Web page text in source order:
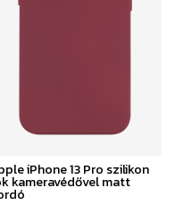
iPhone 13 Pro szilikon
kameravédővel matt